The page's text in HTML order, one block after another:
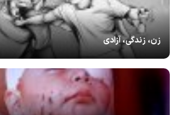
زن، زندگی، آزادی